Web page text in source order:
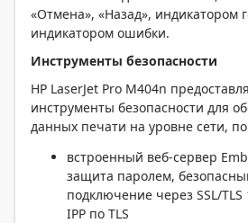
«Отмена», «Назад», индикатором
индикатором ошибки.
Инструменты безопасности
HP LaserJet Pro M404n
инструменты безопасности для
данных печати на уровне сети,
встроенный веб-сервер
защита паролем,
подключение через SSL/TLS
IPP по TLS